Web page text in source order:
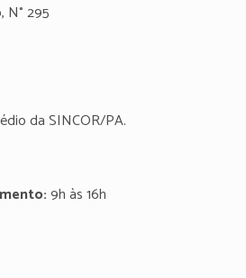
N° 295
da SINCOR/PA.
9h às 16h